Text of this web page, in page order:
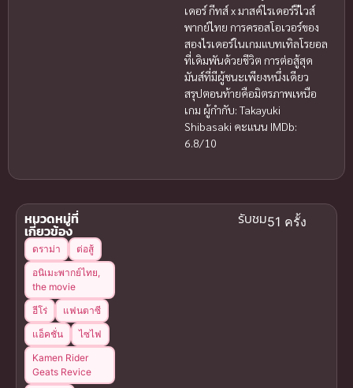
เดอร์ กีทส์ x มาสค์ไรเดอร์รีไวส์
พากย์ไทย การครอสโอเวอร์ของ
สองไรเดอร์ในเกมแบทเทิลโรยอล
ที่เดิมพันด้วยชีวิต การต่อสู้สุด
มันส์ที่มีผู้ชนะเพียงหนึ่งเดียว
สรุปตอนท้ายคือมิตรภาพเหนือ
เกม ผู้กำกับ: Takayuki
Shibasaki คะแนน IMDb:
6.8/10
รับชม51 ครั้ง
หมวดหมู่ที่
เกี่ยวข้อง
ดราม่า
ต่อสู้
อนิเมะพากย์ไทย,
the movie
ฮีโร่
แฟนตาซี
แอ็คชั่น
ไซไฟ
Kamen Rider
Geats Revice